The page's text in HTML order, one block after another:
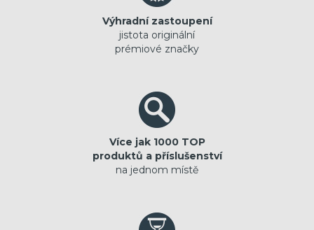
Výhradní zastoupení
jistota originální
prémiové značky
Více jak 1000 TOP
produktů a příslušenství
na jednom místě